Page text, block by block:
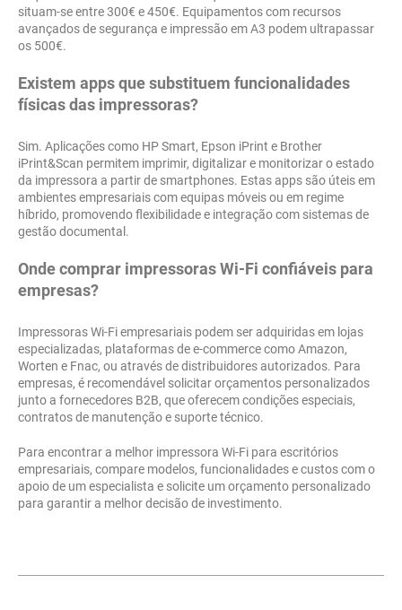
situam-se entre 300€ e 450€. Equipamentos com recursos
avançados de segurança e impressão em A3 podem ultrapassar
os 500€.
Existem apps que substituem funcionalidades
físicas das impressoras?
Sim. Aplicações como HP Smart, Epson iPrint e Brother
iPrint&Scan permitem imprimir, digitalizar e monitorizar o estado
da impressora a partir de smartphones. Estas apps são úteis em
ambientes empresariais com equipas móveis ou em regime
híbrido, promovendo flexibilidade e integração com sistemas de
gestão documental.
Onde comprar impressoras Wi-Fi confiáveis para
empresas?
Impressoras Wi-Fi empresariais podem ser adquiridas em lojas
especializadas, plataformas de e-commerce como Amazon,
Worten e Fnac, ou através de distribuidores autorizados. Para
empresas, é recomendável solicitar orçamentos personalizados
junto a fornecedores B2B, que oferecem condições especiais,
contratos de manutenção e suporte técnico.
Para encontrar a melhor impressora Wi-Fi para escritórios
empresariais, compare modelos, funcionalidades e custos com o
apoio de um especialista e solicite um orçamento personalizado
para garantir a melhor decisão de investimento.